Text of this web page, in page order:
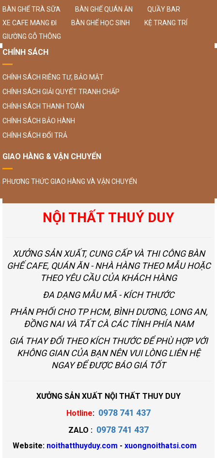
BÀN GHẾ TRÀ SỮA
BÀN GHẾ QUÁN ĂN
QUẦY BAR
XE CAFE MANG ĐI
BÀN GHẾ HỌC SINH
KỆ TRANG TRÍ
GIƯỜNG GỖ THÔNG
CHÍNH SÁCH
CHÍNH SÁCH RIÊNG TƯ, BẢO MẬT
CHÍNH SÁCH GIẢI QUYẾT TRANH CHẤP
CHÍNH SÁCH THANH TOÁN
CHÍNH SÁCH BẢO HÀNH
CHÍNH SÁCH ĐỔI TRẢ
GIAO HÀNG & VẬN CHUYỂN
PHƯƠNG THỨC GIAO HÀNG VÀ VẬN CHUYỂN
NỘI THẤT THUÝ DUY
XƯỞNG SẢN XUẤT, CUNG CẤP VÀ THI CÔNG BÀN
GHẾ CAFE, QUÁN ĂN - NHÀ HÀNG THEO MẪU HOẶC
THEO YÊU CẦU CỦA KHÁCH HÀNG
ĐA DẠNG MẪU MÃ - KÍCH THƯỚC
PHÂN PHỐI CHO TP HCM, BÌNH DƯƠNG, LONG AN,
ĐỒNG NAI VÀ TẤT CÀ CÁC TỈNH PHÍA NAM
GIÁ THAY ĐỔI THEO KÍCH THƯỚC ĐỂ PHÙ HỢP VỚI
KHÔNG GIAN CỦA BẠN NÊN VUI LÒNG LIÊN HỆ
NGAY ĐỂ ĐƯỢC BÁO GIÁ TỐT
XƯỞNG SẢN XUẤT NỘI THẤT THUY DUY
Hotline: 0978 741 437
ZALO : 0978 741 437
Website: noithatthuyduy.com - xuongnoithatsi.com